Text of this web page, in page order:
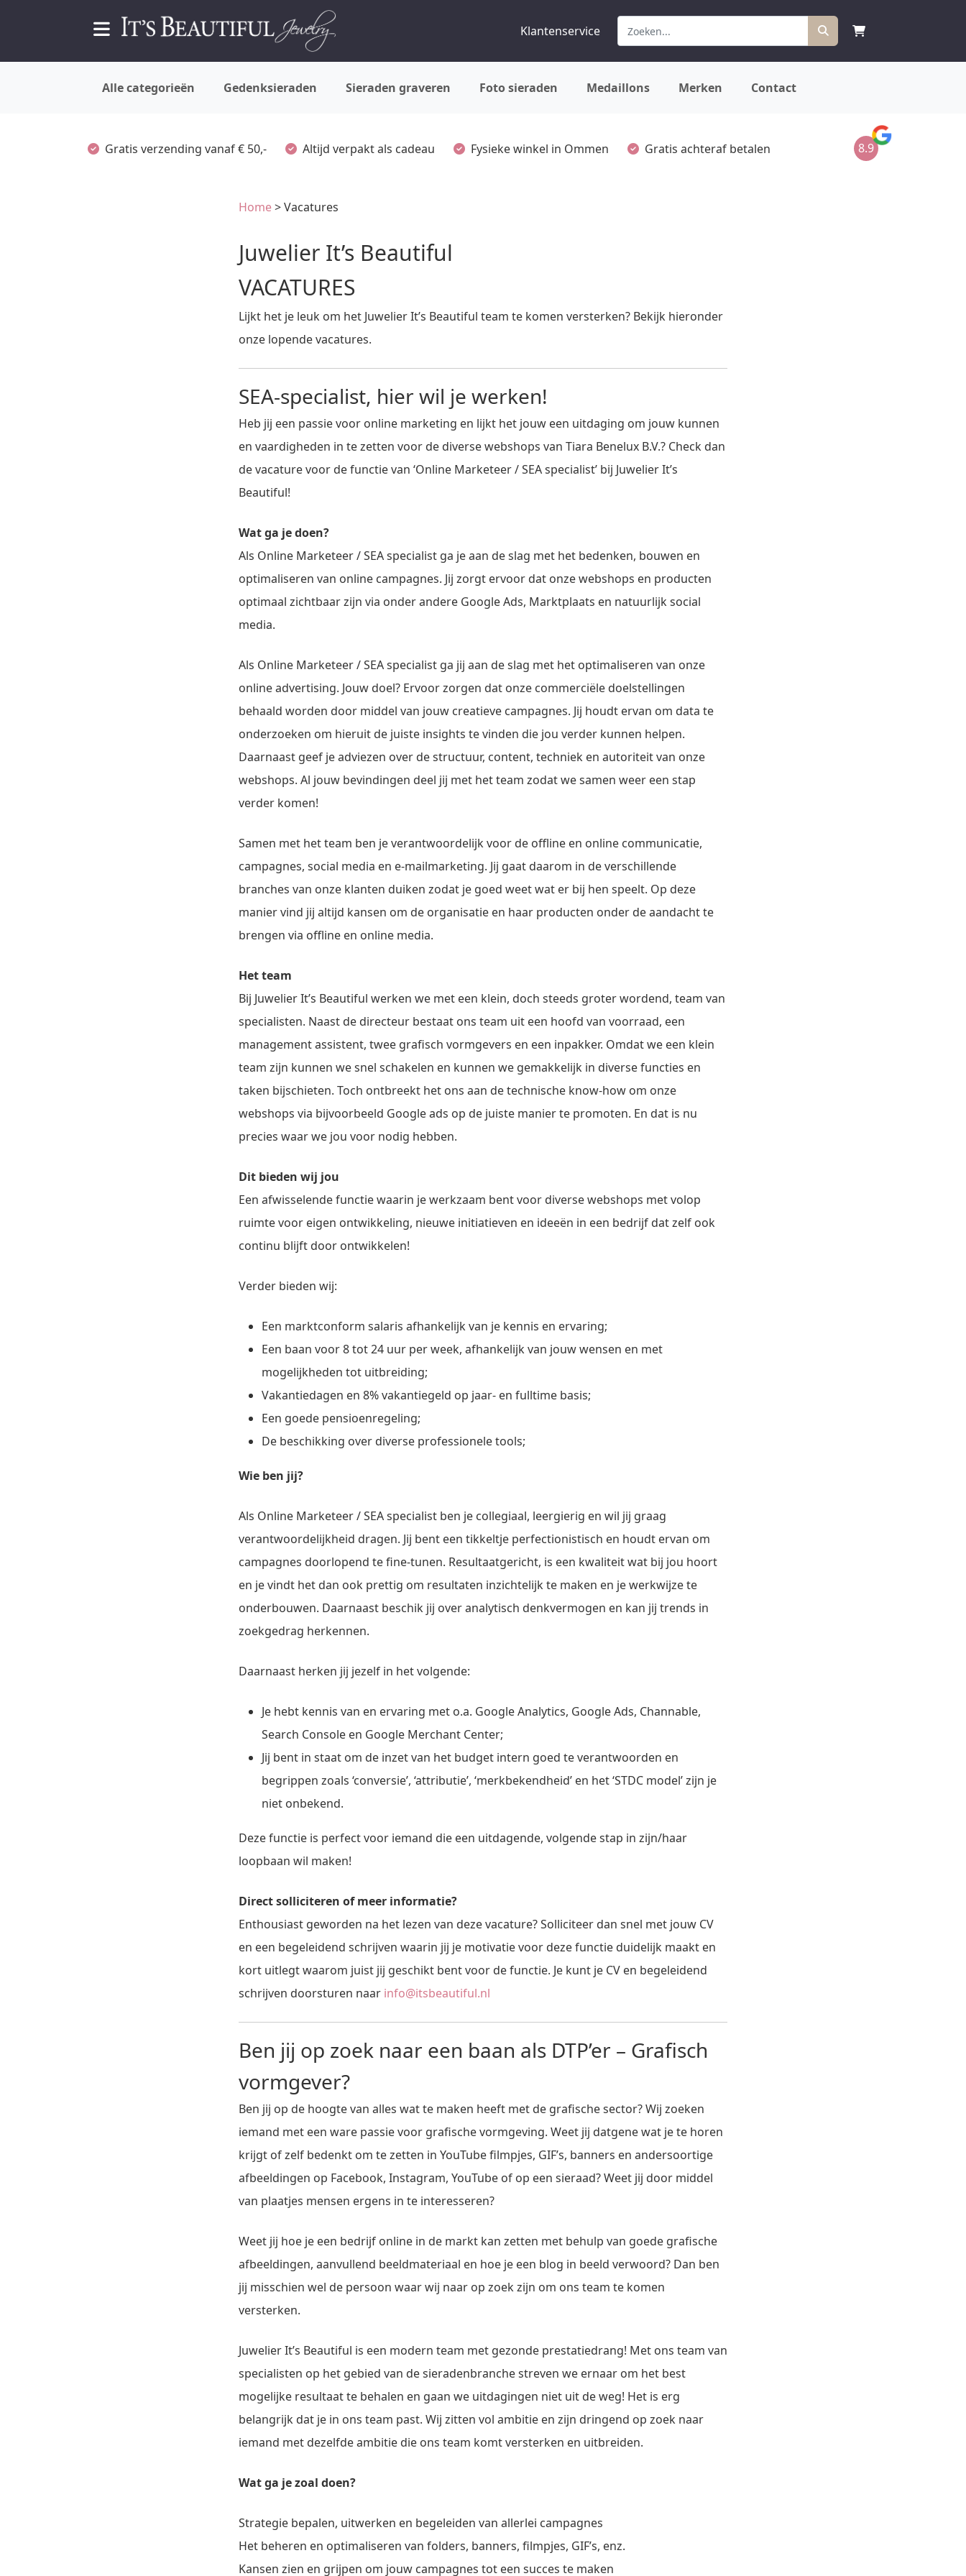
Klantenservice
Alle categorieën Gedenksieraden Sieraden graveren Foto sieraden Medaillons Merken Contact
Gratis verzending vanaf € 50,- Altijd verpakt als cadeau Fysieke winkel in Ommen Gratis achteraf betalen 8.9
Home> Vacatures
Juwelier It’s Beautiful
VACATURES
Lijkt het je leuk om het Juwelier It’s Beautiful team te komen versterken? Bekijk hieronder
onze lopende vacatures.
SEA-specialist, hier wil je werken!
Heb jij een passie voor online marketing en lijkt het jouw een uitdaging om jouw kunnen
en vaardigheden in te zetten voor de diverse webshops van Tiara Benelux B.V.? Check dan
de vacature voor de functie van ‘Online Marketeer / SEA specialist’ bij Juwelier It’s
Beautiful!
Wat ga je doen?
Als Online Marketeer / SEA specialist ga je aan de slag met het bedenken, bouwen en
optimaliseren van online campagnes. Jij zorgt ervoor dat onze webshops en producten
optimaal zichtbaar zijn via onder andere Google Ads, Marktplaats en natuurlijk social
media.
Als Online Marketeer / SEA specialist ga jij aan de slag met het optimaliseren van onze
online advertising. Jouw doel? Ervoor zorgen dat onze commerciële doelstellingen
behaald worden door middel van jouw creatieve campagnes. Jij houdt ervan om data te
onderzoeken om hieruit de juiste insights te vinden die jou verder kunnen helpen.
Daarnaast geef je adviezen over de structuur, content, techniek en autoriteit van onze
webshops. Al jouw bevindingen deel jij met het team zodat we samen weer een stap
verder komen!
Samen met het team ben je verantwoordelijk voor de offline en online communicatie,
campagnes, social media en e-mailmarketing. Jij gaat daarom in de verschillende
branches van onze klanten duiken zodat je goed weet wat er bij hen speelt. Op deze
manier vind jij altijd kansen om de organisatie en haar producten onder de aandacht te
brengen via offline en online media.
Het team
Bij Juwelier It’s Beautiful werken we met een klein, doch steeds groter wordend, team van
specialisten. Naast de directeur bestaat ons team uit een hoofd van voorraad, een
management assistent, twee grafisch vormgevers en een inpakker. Omdat we een klein
team zijn kunnen we snel schakelen en kunnen we gemakkelijk in diverse functies en
taken bijschieten. Toch ontbreekt het ons aan de technische know-how om onze
webshops via bijvoorbeeld Google ads op de juiste manier te promoten. En dat is nu
precies waar we jou voor nodig hebben.
Dit bieden wij jou
Een afwisselende functie waarin je werkzaam bent voor diverse webshops met volop
ruimte voor eigen ontwikkeling, nieuwe initiatieven en ideeën in een bedrijf dat zelf ook
continu blijft door ontwikkelen!
Verder bieden wij:
Een marktconform salaris afhankelijk van je kennis en ervaring;
Een baan voor 8 tot 24 uur per week, afhankelijk van jouw wensen en met
mogelijkheden tot uitbreiding;
Vakantiedagen en 8% vakantiegeld op jaar- en fulltime basis;
Een goede pensioenregeling;
De beschikking over diverse professionele tools;
Wie ben jij?
Als Online Marketeer / SEA specialist ben je collegiaal, leergierig en wil jij graag
verantwoordelijkheid dragen. Jij bent een tikkeltje perfectionistisch en houdt ervan om
campagnes doorlopend te fine-tunen. Resultaatgericht, is een kwaliteit wat bij jou hoort
en je vindt het dan ook prettig om resultaten inzichtelijk te maken en je werkwijze te
onderbouwen. Daarnaast beschik jij over analytisch denkvermogen en kan jij trends in
zoekgedrag herkennen.
Daarnaast herken jij jezelf in het volgende:
Je hebt kennis van en ervaring met o.a. Google Analytics, Google Ads, Channable,
Search Console en Google Merchant Center;
Jij bent in staat om de inzet van het budget intern goed te verantwoorden en
begrippen zoals ‘conversie’, ‘attributie’, ‘merkbekendheid’ en het ‘STDC model’ zijn je
niet onbekend.
Deze functie is perfect voor iemand die een uitdagende, volgende stap in zijn/haar
loopbaan wil maken!
Direct solliciteren of meer informatie?
Enthousiast geworden na het lezen van deze vacature? Solliciteer dan snel met jouw CV
en een begeleidend schrijven waarin jij je motivatie voor deze functie duidelijk maakt en
kort uitlegt waarom juist jij geschikt bent voor de functie. Je kunt je CV en begeleidend
schrijven doorsturen naar info@itsbeautiful.nl
Ben jij op zoek naar een baan als DTP’er – Grafisch
vormgever?
Ben jij op de hoogte van alles wat te maken heeft met de grafische sector? Wij zoeken
iemand met een ware passie voor grafische vormgeving. Weet jij datgene wat je te horen
krijgt of zelf bedenkt om te zetten in YouTube filmpjes, GIF’s, banners en andersoortige
afbeeldingen op Facebook, Instagram, YouTube of op een sieraad? Weet jij door middel
van plaatjes mensen ergens in te interesseren?
Weet jij hoe je een bedrijf online in de markt kan zetten met behulp van goede grafische
afbeeldingen, aanvullend beeldmateriaal en hoe je een blog in beeld verwoord? Dan ben
jij misschien wel de persoon waar wij naar op zoek zijn om ons team te komen
versterken.
Juwelier It’s Beautiful is een modern team met gezonde prestatiedrang! Met ons team van
specialisten op het gebied van de sieradenbranche streven we ernaar om het best
mogelijke resultaat te behalen en gaan we uitdagingen niet uit de weg! Het is erg
belangrijk dat je in ons team past. Wij zitten vol ambitie en zijn dringend op zoek naar
iemand met dezelfde ambitie die ons team komt versterken en uitbreiden.
Wat ga je zoal doen?
Strategie bepalen, uitwerken en begeleiden van allerlei campagnes
Het beheren en optimaliseren van folders, banners, filmpjes, GIF’s, enz.
Kansen zien en grijpen om jouw campagnes tot een succes te maken